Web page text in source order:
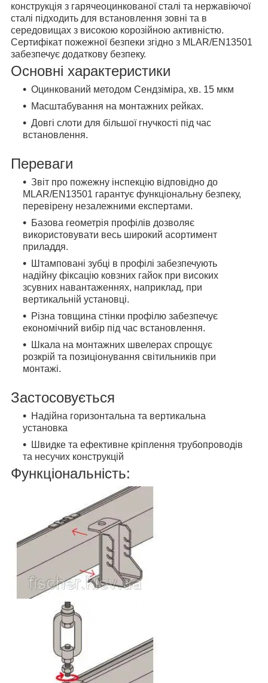
конструкція з гарячеоцинкованої сталі та нержавіючої
сталі підходить для встановлення зовні та в
середовищах з високою корозійною активністю.
Сертифікат пожежної безпеки згідно з MLAR/EN13501
забезпечує додаткову безпеку.
Основні характеристики
Оцинкований методом Сендзіміра, хв. 15 мкм
Масштабування на монтажних рейках.
Довгі слоти для більшої гнучкості під час
встановлення.
Переваги
Звіт про пожежну інспекцію відповідно до
MLAR/EN13501 гарантує функціональну безпеку,
перевірену незалежними експертами.
Базова геометрія профілів дозволяє
використовувати весь широкий асортимент
приладдя.
Штамповані зубці в профілі забезпечують
надійну фіксацію ковзних гайок при високих
зсувних навантаженнях, наприклад, при
вертикальній установці.
Різна товщина стінки профілю забезпечує
економічний вибір під час встановлення.
Шкала на монтажних швелерах спрощує
розкрій та позиціонування світильників при
монтажі.
Застосовується
Надійна горизонтальна та вертикальна
установка
Швидке та ефективне кріплення трубопроводів
та несучих конструкцій
Функціональність: